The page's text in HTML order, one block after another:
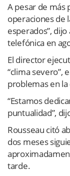
A pesar de más
operaciones de
esperados”,
telefónica en
El director
“clima severo”,
problemas en
“Estamos
puntualidad”,
Rousseau citó
dos meses
tarde.